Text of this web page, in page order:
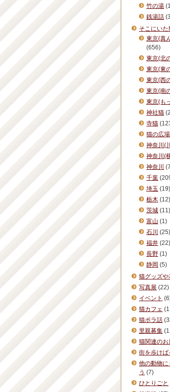
竹の湯
銭湯話
そこにいた
東京(真
(656)
東京(北
東京(東
東京(西
東京(南
東京(も
神社猫
寺猫
猫の広場
神奈川(
神奈川(
神奈川
千葉
埼玉 (19)
栃木 (12)
茨城 (11)
富山 (1)
石川 (25)
福井 (22)
長野 (1)
静岡 (5)
猫グッズや
写真展 (22)
イベント
猫カフェ
猫ボラ話
里親募集
猫関連のお
街を歩けば
他の動物に
う (7)
ひとりごと